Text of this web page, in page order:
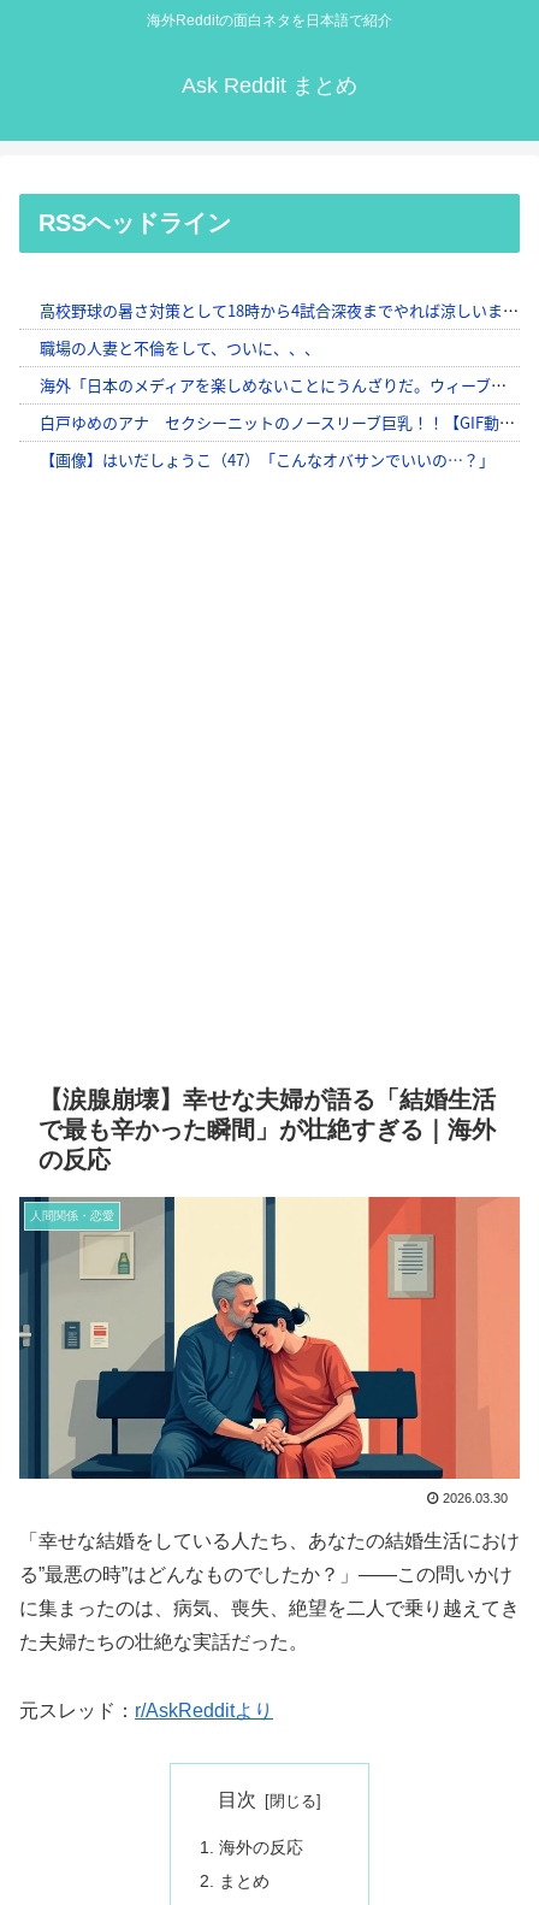
海外Redditの面白ネタを日本語で紹介
Ask Reddit まとめ
RSSヘッドライン
【涙腺崩壊】幸せな夫婦が語る「結婚生活
で最も辛かった瞬間」が壮絶すぎる｜海外
の反応
人間関係・恋愛
2026.03.30
「幸せな結婚をしている人たち、あなたの結婚生活におけ
る”最悪の時”はどんなものでしたか？」――この問いかけ
に集まったのは、病気、喪失、絶望を二人で乗り越えてき
た夫婦たちの壮絶な実話だった。
元スレッド： r/AskRedditより
目次
海外の反応
まとめ